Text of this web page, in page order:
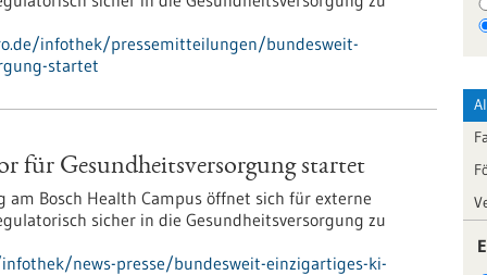
infothek/pressemitteilungen/bundesweit-
startet
für Gesundheits­versorgung startet
am Bosch Health Campus öffnet sich für externe
sicher in die Gesundheitsversorgung zu
news-presse/bundesweit-einzigartiges-ki-